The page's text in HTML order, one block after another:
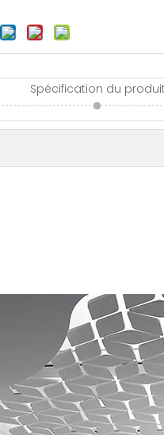
Spécification du produit